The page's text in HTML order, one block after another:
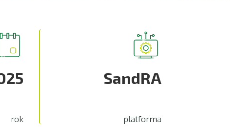
rok
SandRA
platforma